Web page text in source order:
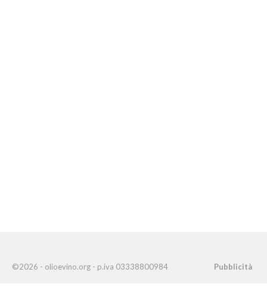
©2026 - olioevino.org - p.iva 03338800984 Pubblicità